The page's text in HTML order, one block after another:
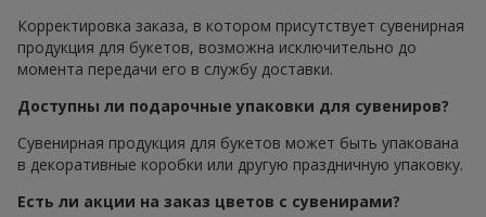
Корректировка заказа, в котором присутствует сувенирная
продукция для букетов, возможна исключительно до
момента передачи его в службу доставки.
Доступны ли подарочные упаковки для сувениров?
Сувенирная продукция для букетов может быть упакована
в декоративные коробки или другую праздничную упаковку.
Есть ли акции на заказ цветов с сувенирами?